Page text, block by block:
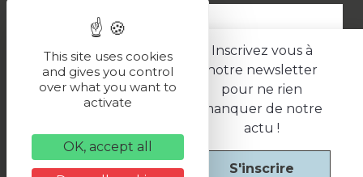
Inscrivez vous à
notre newsletter
pour ne rien
manquer de notre
actu !
S'inscrire
ESPACE PRESSE
LES PARTENAIRES
Politique de confidentialité
Une réalisation
This site uses cookies
and gives you control
over what you want to
activate
OK, accept all